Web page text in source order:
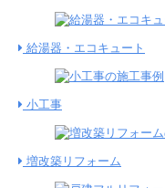
給湯器・エコキュート
小工事
増改築リフォーム